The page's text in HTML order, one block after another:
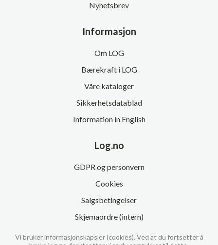
Nyhetsbrev
Informasjon
Om LOG
Bærekraft i LOG
Våre kataloger
Sikkerhetsdatablad
Information in English
Log.no
GDPR og personvern
Cookies
Salgsbetingelser
Skjemaordre (intern)
Vi bruker informasjonskapsler (cookies). Ved at du fortsetter å